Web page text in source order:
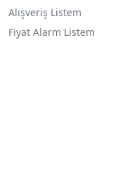
Alışveriş Listem
Fiyat Alarm Listem